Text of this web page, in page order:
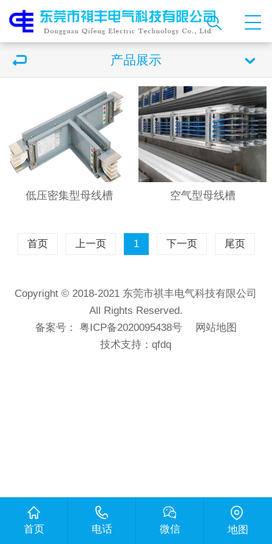
产品展示
低压密集型母线槽 空气型母线槽
首页 上一页 1 下一页 尾页
Copyright © 2018-2021 东莞市祺丰电气科技有限公司
All Rights Reserved.
备案号： 粤ICP备2020095438号
网站地图
技术支持：qfdq
首页 电话 微信 地图